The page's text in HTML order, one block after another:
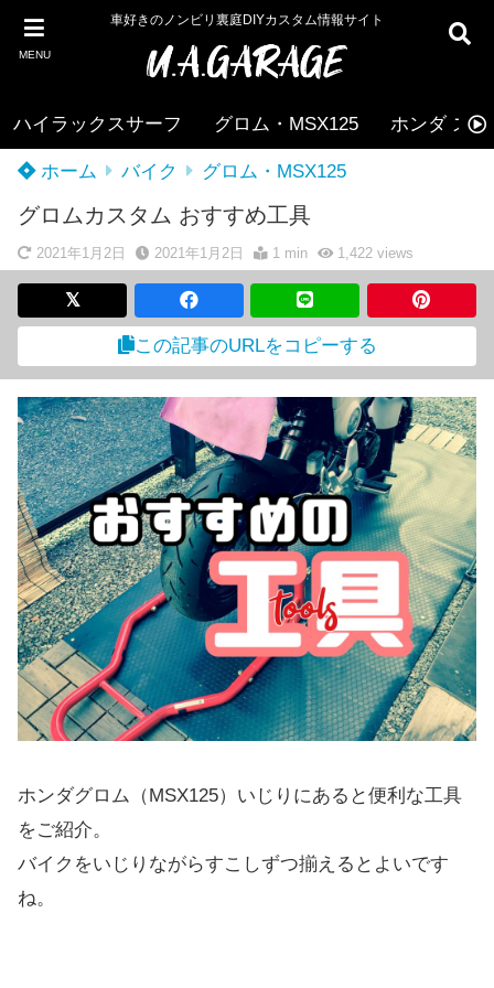
MENU
車好きのノンビリ裏庭DIYカスタム情報サイト
ハイラックスサーフ グロム・MSX125 ホンダ ズー
ホーム バイク グロム・MSX125
グロムカスタム おすすめ工具
2021年1月2日 2021年1月2日 1 min 1,422views
この記事のURLをコピーする
ホンダグロム（MSX125）いじりにあると便利な工具
をご紹介。
バイクをいじりながらすこしずつ揃えるとよいです
ね。